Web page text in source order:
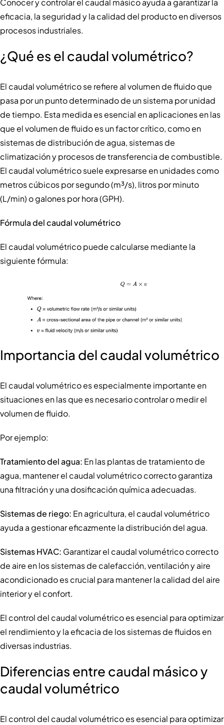
Conocer y controlar el caudal másico ayuda a garantizar la
eficacia, la seguridad y la calidad del producto en diversos
procesos industriales.
¿Qué es el caudal volumétrico?
El caudal volumétrico se refiere al volumen de fluido que
pasa por un punto determinado de un sistema por unidad
de tiempo. Esta medida es esencial en aplicaciones en las
que el volumen de fluido es un factor crítico, como en
sistemas de distribución de agua, sistemas de
climatización y procesos de transferencia de combustible.
El caudal volumétrico suele expresarse en unidades como
metros cúbicos por segundo (m³/s), litros por minuto
(L/min) o galones por hora (GPH).
Fórmula del caudal volumétrico
El caudal volumétrico puede calcularse mediante la
siguiente fórmula:
Importancia del caudal volumétrico
El caudal volumétrico es especialmente importante en
situaciones en las que es necesario controlar o medir el
volumen de fluido.
Por ejemplo:
Tratamiento del agua: En las plantas de tratamiento de
agua, mantener el caudal volumétrico correcto garantiza
una filtración y una dosificación química adecuadas.
Sistemas de riego: En agricultura, el caudal volumétrico
ayuda a gestionar eficazmente la distribución del agua.
Sistemas HVAC: Garantizar el caudal volumétrico correcto
de aire en los sistemas de calefacción, ventilación y aire
acondicionado es crucial para mantener la calidad del aire
interior y el confort.
El control del caudal volumétrico es esencial para optimizar
el rendimiento y la eficacia de los sistemas de fluidos en
diversas industrias.
Diferencias entre caudal másico y
caudal volumétrico
El control del caudal volumétrico es esencial para optimizar